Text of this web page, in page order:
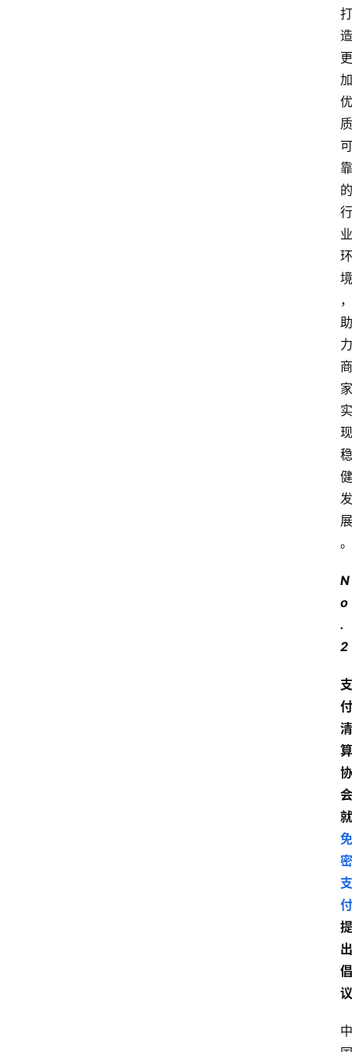
打
造
更
加
优
质
可
靠
的
行
业
环
境
，
助
力
商
家
实
现
稳
健
发
展
。
N
o
.
2
支
付
清
算
协
会
就
免
密
支
付
提
出
倡
议
中